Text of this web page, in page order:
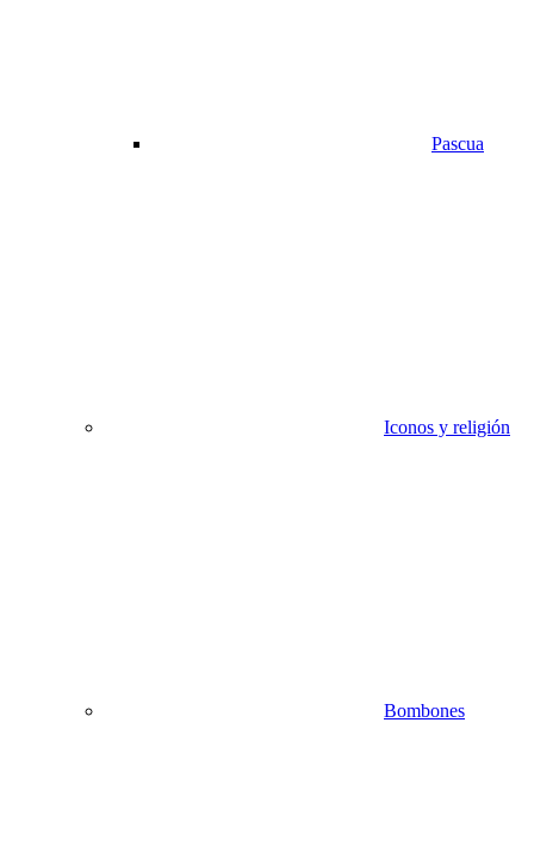
Pascua
Iconos y religión
Bombones